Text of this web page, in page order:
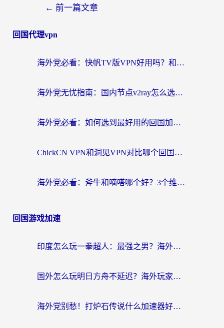
← 前一篇文章
回国代理vpn
海外党必看：快帆TV版VPN好用吗？和快游VPN对比哪个回国效果更好？附实用避坑指南
海外党无忧指南：国内节点v2ray怎么选？一键回国VPN+多场景实测帮你避坑
海外党必看：如何选到最好用的回国加速器？从节点到售后的全维度指南
ChickCN VPN和洞见VPN对比哪个回国效果更好？海外党亲测3款加速器+避坑指南
海外党必看：斧牛和嘀嗒哪个好？3个维度教你选对回国加速器
回国游戏加速
印度怎么玩一拳超人：最强之男？海外党国服游戏加速避坑指南
国外怎么玩明日方舟不延迟？海外玩家国服游戏加速终极指南（附DNF梦幻诛仙解决方案）
海外党别愁！打炉石传说什么加速器好用？3个实用技巧解决国服游戏卡顿